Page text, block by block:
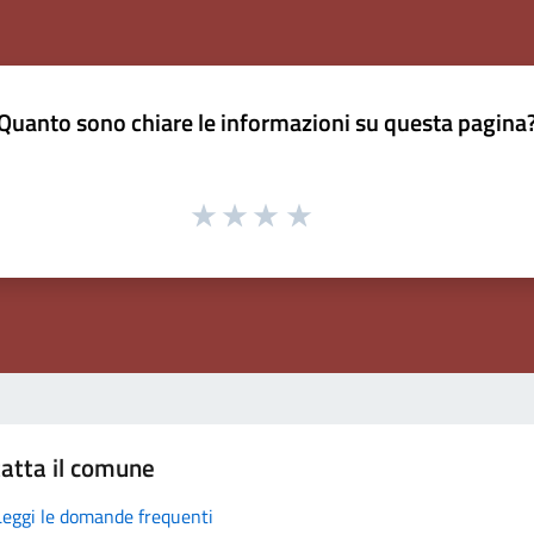
sono chiare le informazioni su questa
il comune
le domande frequenti